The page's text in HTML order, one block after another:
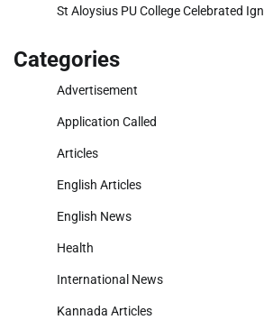
St Aloysius PU College Celebrated
Categories
Advertisement
Application Called
Articles
English Articles
English News
Health
International News
Kannada Articles